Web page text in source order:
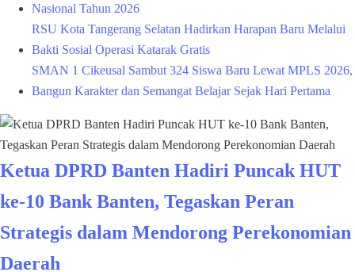
Nasional Tahun 2026
RSU Kota Tangerang Selatan Hadirkan Harapan Baru Melalui
Bakti Sosial Operasi Katarak Gratis
SMAN 1 Cikeusal Sambut 324 Siswa Baru Lewat MPLS 2026,
Bangun Karakter dan Semangat Belajar Sejak Hari Pertama
Ketua DPRD Banten Hadiri Puncak HUT
ke-10 Bank Banten, Tegaskan Peran
Strategis dalam Mendorong Perekonomian
Daerah